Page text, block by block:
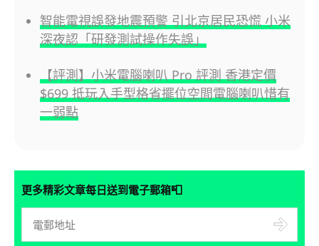
智能電視誤發地震預警 引北京居民恐慌 小米
深夜認「研發測試操作失誤」
【評測】小米電腦喇叭 Pro 評測 香港定價
$699 抵玩入手型格省擺位空間電腦喇叭惜有
一弱點
更多精彩文章每日送到電子郵箱📮